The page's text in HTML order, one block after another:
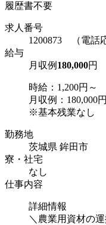
履歴書不要
求人番号
1200873 （電話
給与
月収例 180,000円
時給：1,200円～
月収例：180,000
※基本残業なし
勤務地
茨城県 鉾田市
寮・社宅
なし
仕事内容
詳細情報
＼農業用資材の